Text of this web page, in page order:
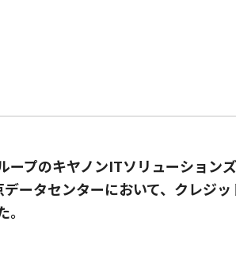
ープのキヤノンITソリューション
タセンターにおいて、クレジッ